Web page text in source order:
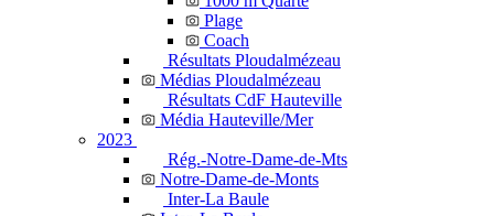
Plage
Coach
Résultats Ploudalmézeau
Médias Ploudalmézeau
Résultats CdF Hauteville
Média Hauteville/Mer
2023
Rég.-Notre-Dame-de-Mts
Notre-Dame-de-Monts
Inter-La Baule